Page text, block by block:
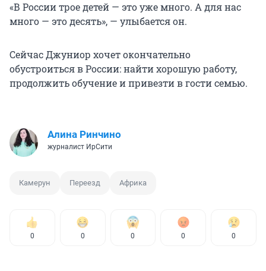
«В России трое детей — это уже много. А для нас
много — это десять», — улыбается он.
Сейчас Джуниор хочет окончательно
обустроиться в России: найти хорошую работу,
продолжить обучение и привезти в гости семью.
Алина Ринчино
журналист ИрСити
Камерун Переезд Африка
0 0 0 0 0